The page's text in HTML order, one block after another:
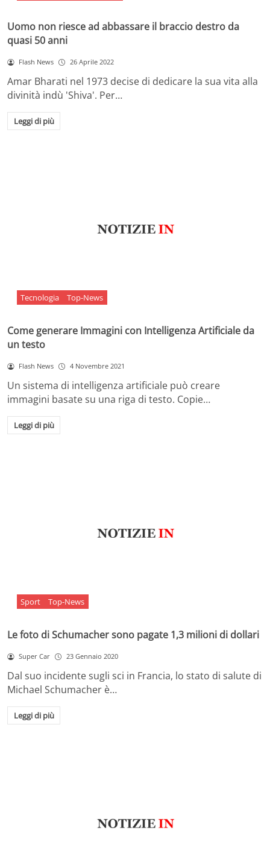
Uomo non riesce ad abbassare il braccio destro da
quasi 50 anni
Flash News 26 Aprile 2022
Amar Bharati nel 1973 decise di dedicare la sua vita alla
divinità indù 'Shiva'. Per…
Leggi di più
Tecnologia Top-News
Come generare Immagini con Intelligenza Artificiale da
un testo
Flash News 4 Novembre 2021
Un sistema di intelligenza artificiale può creare
immagini basate su una riga di testo. Copie…
Leggi di più
Sport Top-News
Le foto di Schumacher sono pagate 1,3 milioni di dollari
Super Car 23 Gennaio 2020
Dal suo incidente sugli sci in Francia, lo stato di salute di
Michael Schumacher è…
Leggi di più